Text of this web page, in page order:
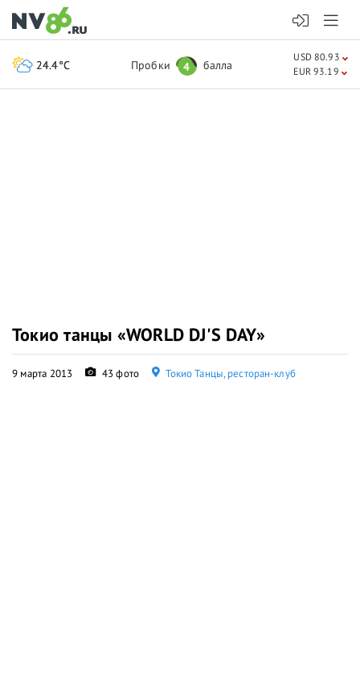
Токио танцы «WORLD DJ'S DAY»
9 марта 2013 43 фото Токио Танцы, ресторан-клуб
24.4°C Пробки 4 балла
USD 80.93
EUR 93.19